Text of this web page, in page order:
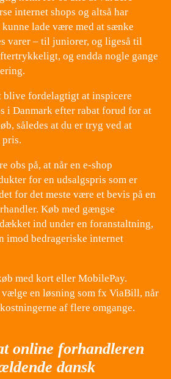
internet shops og altså har
lade være med at sænke
varer – til juniorer, og ligeså til
og endda nogle gange
blive fordelagtigt at inspicere
i Danmark efter rabat forud for at
således at du er tryg ved at
pris.
obs på, at når en e-shop
for en udsalgspris som er
for det meste være et bevis på en
Køb med gængse
ind under en foranstaltning,
imod bedrageriske internet
med kort eller MobilePay.
en løsning som fx ViaBill, når
af flere omgange.
online forhandleren
dansk